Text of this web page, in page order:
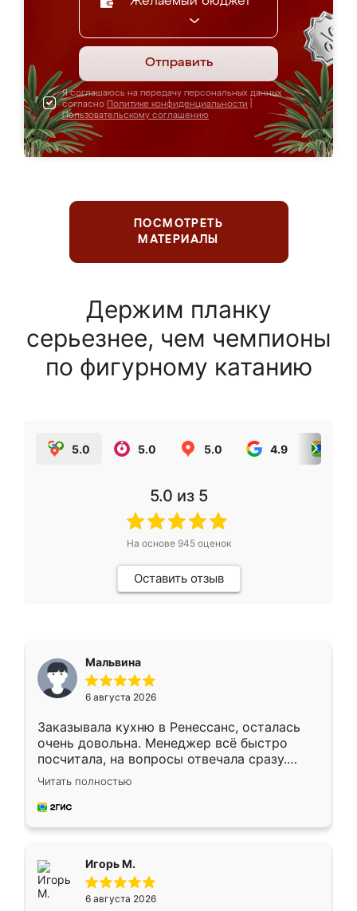
Отправить
Я соглашаюсь на передачу персональных данных
согласно Политике конфиденциальности
Пользовательскому соглашению
ПОСМОТРЕТЬ
МАТЕРИАЛЫ
Держим планку
серьезнее, чем чемпионы
по фигурному катанию
5.0 5.0 5.0 4.9
5.0 из 5
На основе 945оценок
Оставить отзыв
Мальвина
6 августа 2026
Заказывала кухню в Ренессанс, осталась
очень довольна. Менеджер всё быстро
посчитала, на вопросы отвечала сразу.
Замерщик приехал в субботу, подошёл к
делу со всей ответственностью. Собрали
за день, ребята работали аккуратно, даже
Читать полностью
Игорь М.
6 августа 2026